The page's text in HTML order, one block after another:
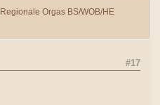
Regionale Orgas BS/WOB/HE
#17